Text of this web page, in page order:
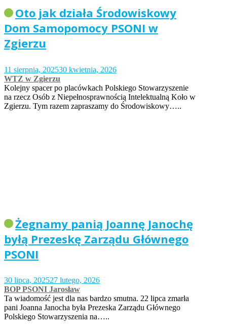
Oto jak działa Środowiskowy
Dom Samopomocy PSONI w
Zgierzu
11 sierpnia, 202530 kwietnia, 2026
WTZ w Zgierzu
Kolejny spacer po placówkach Polskiego Stowarzyszenie
na rzecz Osób z Niepełnosprawnością Intelektualną Koło w
Zgierzu. Tym razem zapraszamy do Środowiskowy…..
Żegnamy panią Joannę Janochę
byłą Prezeskę Zarządu Głównego
PSONI
30 lipca, 202527 lutego, 2026
BOP PSONI Jarosław
Ta wiadomość jest dla nas bardzo smutna. 22 lipca zmarła
pani Joanna Janocha była Prezeska Zarządu Głównego
Polskiego Stowarzyszenia na…..